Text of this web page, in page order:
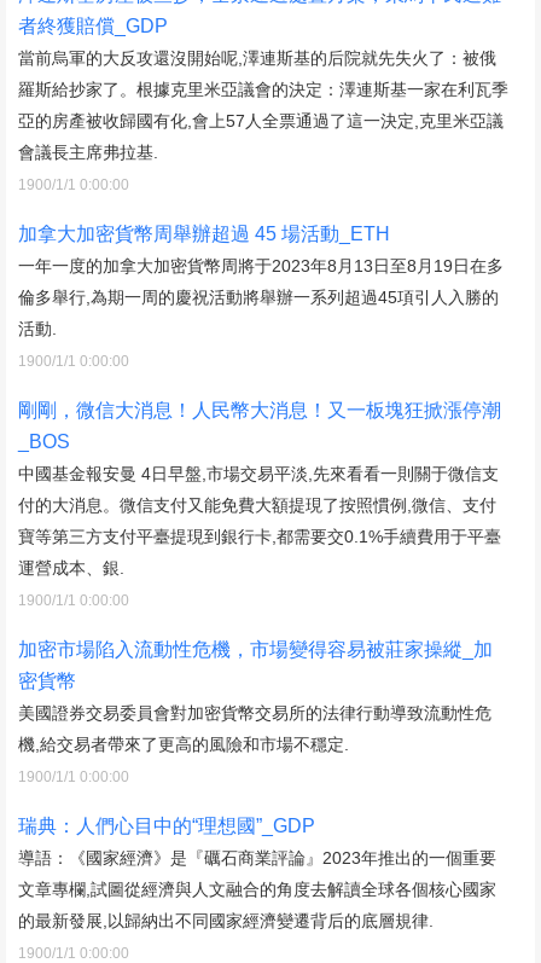
者終獲賠償_GDP
當前烏軍的大反攻還沒開始呢,澤連斯基的后院就先失火了：被俄
羅斯給抄家了。根據克里米亞議會的決定：澤連斯基一家在利瓦季
亞的房產被收歸國有化,會上57人全票通過了這一決定,克里米亞議
會議長主席弗拉基.
1900/1/1 0:00:00
加拿大加密貨幣周舉辦超過 45 場活動_ETH
一年一度的加拿大加密貨幣周將于2023年8月13日至8月19日在多
倫多舉行,為期一周的慶祝活動將舉辦一系列超過45項引人入勝的
活動.
1900/1/1 0:00:00
剛剛，微信大消息！人民幣大消息！又一板塊狂掀漲停潮
_BOS
中國基金報安曼 4日早盤,市場交易平淡,先來看看一則關于微信支
付的大消息。微信支付又能免費大額提現了按照慣例,微信、支付
寶等第三方支付平臺提現到銀行卡,都需要交0.1%手續費用于平臺
運營成本、銀.
1900/1/1 0:00:00
加密市場陷入流動性危機，市場變得容易被莊家操縱_加
密貨幣
美國證券交易委員會對加密貨幣交易所的法律行動導致流動性危
機,給交易者帶來了更高的風險和市場不穩定.
1900/1/1 0:00:00
瑞典：人們心目中的“理想國”_GDP
導語：《國家經濟》是『礪石商業評論』2023年推出的一個重要
文章專欄,試圖從經濟與人文融合的角度去解讀全球各個核心國家
的最新發展,以歸納出不同國家經濟變遷背后的底層規律.
1900/1/1 0:00:00